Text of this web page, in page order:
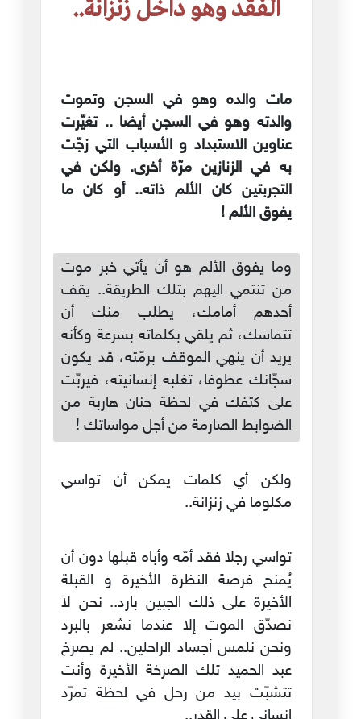
الفقد وهو داخل زنزانة..
مات والده وهو في السجن وتموت
والدته وهو في السجن أيضا .. تغيّرت
عناوين الاستبداد و الأسباب التي زجّت
به في الزنازين مرّة أخرى. ولكن في
التجربتين كان الألم ذاته.. أو كان ما
يفوق الألم !
وما يفوق الألم هو أن يأتي خبر موت
من تنتمي اليهم بتلك الطريقة.. يقف
أحدهم أمامك، يطلب منك أن
تتماسك، ثم يلقي بكلماته بسرعة وكأنه
يريد أن ينهي الموقف برمّته، قد يكون
سجّانك عطوفا، تغلبه إنسانيته، فيربّت
على كتفك في لحظة حنان هاربة من
الضوابط الصارمة من أجل مواساتك !
ولكن أي كلمات يمكن أن تواسي
مكلوما في زنزانة..
تواسي رجلا فقد أمّه وأباه قبلها دون أن
يُمنح فرصة النظرة الأخيرة و القبلة
الأخيرة على ذلك الجبين بارد.. نحن لا
نصدّق الموت إلا عندما نشعر بالبرد
ونحن نلمس أجساد الراحلين.. لم يصرخ
عبد الحميد تلك الصرخة الأخيرة وأنت
تتشبّت بيد من رحل في لحظة تمرّد